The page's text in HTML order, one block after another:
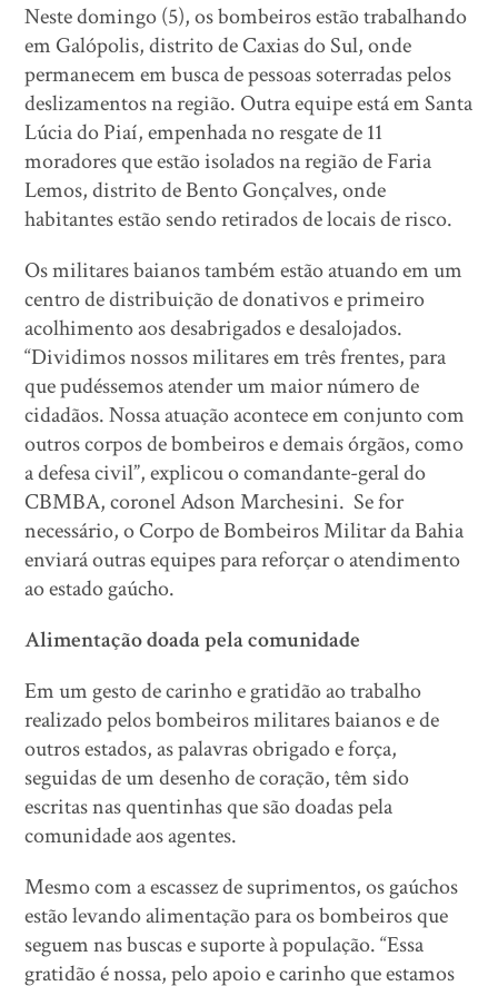
Neste domingo (5), os bombeiros estão trabalhando
em Galópolis, distrito de Caxias do Sul, onde
permanecem em busca de pessoas soterradas pelos
deslizamentos na região. Outra equipe está em Santa
Lúcia do Piaí, empenhada no resgate de 11
moradores que estão isolados na região de Faria
Lemos, distrito de Bento Gonçalves, onde
habitantes estão sendo retirados de locais de risco.
Os militares baianos também estão atuando em um
centro de distribuição de donativos e primeiro
acolhimento aos desabrigados e desalojados.
“Dividimos nossos militares em três frentes, para
que pudéssemos atender um maior número de
cidadãos. Nossa atuação acontece em conjunto com
outros corpos de bombeiros e demais órgãos, como
a defesa civil”, explicou o comandante-geral do
CBMBA, coronel Adson Marchesini. Se for
necessário, o Corpo de Bombeiros Militar da Bahia
enviará outras equipes para reforçar o atendimento
ao estado gaúcho.
Alimentação doada pela comunidade
Em um gesto de carinho e gratidão ao trabalho
realizado pelos bombeiros militares baianos e de
outros estados, as palavras obrigado e força,
seguidas de um desenho de coração, têm sido
escritas nas quentinhas que são doadas pela
comunidade aos agentes.
Mesmo com a escassez de suprimentos, os gaúchos
estão levando alimentação para os bombeiros que
seguem nas buscas e suporte à população. “Essa
gratidão é nossa, pelo apoio e carinho que estamos